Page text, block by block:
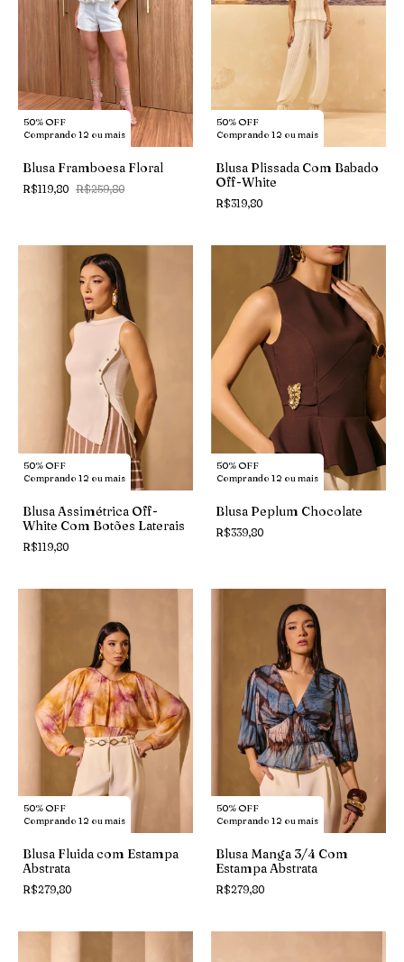
50% OFF
Comprando 12 ou mais
Blusa Framboesa Floral
R$119,80 R$259,80
50% OFF
Comprando 12 ou mais
Blusa Plissada Com Babado
Off-White
R$319,80
50% OFF
Comprando 12 ou mais
Blusa Assimétrica Off-
White Com Botões Laterais
R$119,80
50% OFF
Comprando 12 ou mais
Blusa Peplum Chocolate
R$339,80
50% OFF
Comprando 12 ou mais
Blusa Fluida com Estampa
Abstrata
R$279,80
50% OFF
Comprando 12 ou mais
Blusa Manga 3/4 Com
Estampa Abstrata
R$279,80